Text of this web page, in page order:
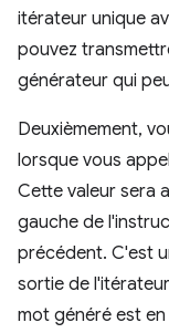
itérateur unique
pouvez
générateur qui
Deuxièmement,
lorsque vous
Cette valeur sera
gauche de
précédent. C'est
sortie de
mot généré est en